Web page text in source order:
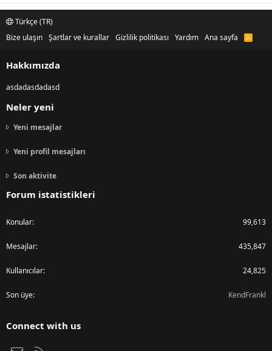
Türkçe (TR)
Bize ulaşın Şartlar ve kurallar Gizlilik politikası Yardım Ana sayfa
R
Hakkımızda
asdadasdadasd
Neler yeni
Yeni mesajlar
Yeni profil mesajları
Son aktivite
Forum istatistikleri
Konular 99,613
Mesajlar 435,847
Kullanıcılar 24,825
Son üye KendFrankl
Connect with us